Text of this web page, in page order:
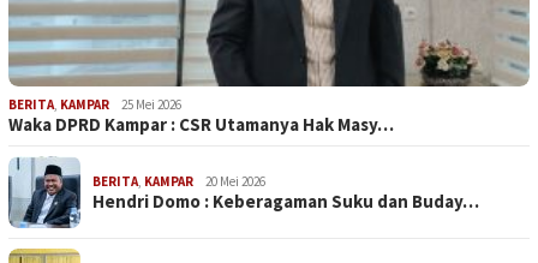
BERITA KAMPAR 25 Mei 2026
Waka DPRD Kampar : CSR Utamanya Hak Masy…
BERITA KAMPAR 20 Mei 2026
Hendri Domo : Keberagaman Suku dan Buday…